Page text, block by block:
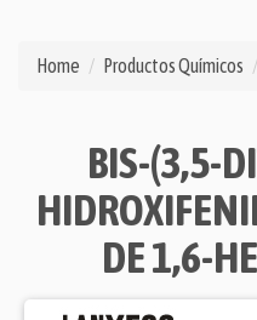
Home Productos Químicos
BIS-(3,5-
DE 1,6-